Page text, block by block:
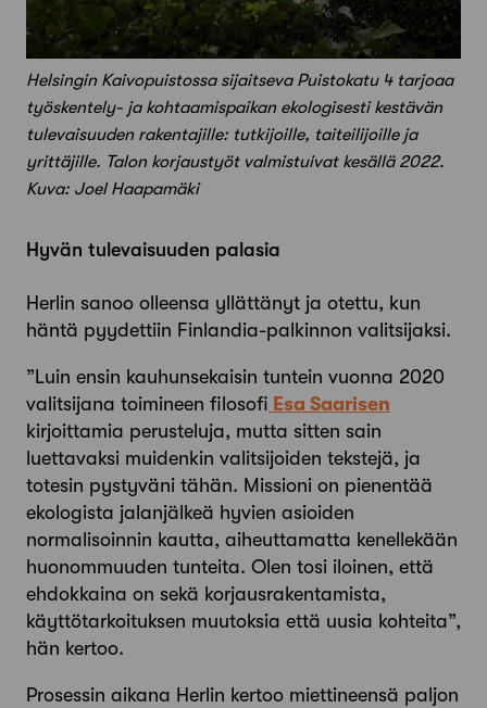
Helsingin Kaivopuistossa sijaitseva Puistokatu 4 tarjoaa
työskentely- ja kohtaamispaikan ekologisesti kestävän
tulevaisuuden rakentajille: tutkijoille, taiteilijoille ja
yrittäjille. Talon korjaustyöt valmistuivat kesällä 2022.
Kuva: Joel Haapamäki
Hyvän tulevaisuuden palasia
Herlin sanoo olleensa yllättänyt ja otettu, kun
häntä pyydettiin Finlandia-palkinnon valitsijaksi.
”Luin ensin kauhunsekaisin tuntein vuonna 2020
valitsijana toimineen filosofi Esa Saarisen
kirjoittamia perusteluja, mutta sitten sain
luettavaksi muidenkin valitsijoiden tekstejä, ja
totesin pystyväni tähän. Missioni on pienentää
ekologista jalanjälkeä hyvien asioiden
normalisoinnin kautta, aiheuttamatta kenellekään
huonommuuden tunteita. Olen tosi iloinen, että
ehdokkaina on sekä korjausrakentamista,
käyttötarkoituksen muutoksia että uusia kohteita”,
hän kertoo.
Prosessin aikana Herlin kertoo miettineensä paljon